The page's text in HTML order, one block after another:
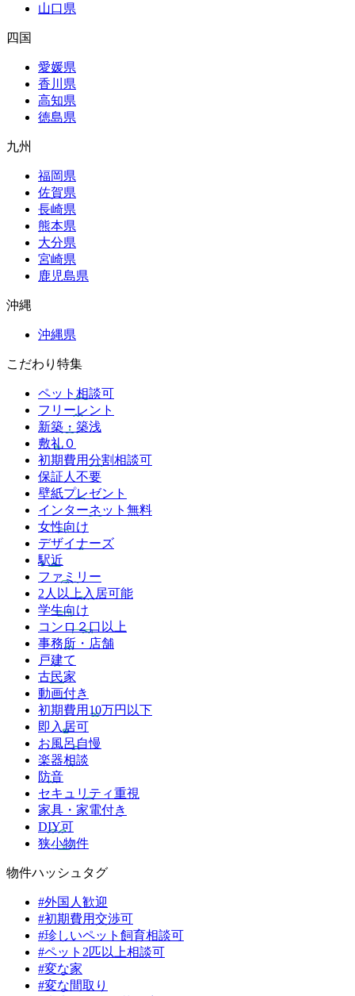
山口県
四国
愛媛県
香川県
高知県
徳島県
九州
福岡県
佐賀県
長崎県
熊本県
大分県
宮崎県
鹿児島県
沖縄
沖縄県
こだわり特集
ペット相談可
フリーレント
新築・築浅
敷礼０
初期費用分割相談可
保証人不要
壁紙プレゼント
インターネット無料
女性向け
デザイナーズ
駅近
ファミリー
2人以上入居可能
学生向け
コンロ２口以上
事務所・店舗
戸建て
古民家
動画付き
初期費用10万円以下
即入居可
お風呂自慢
楽器相談
防音
セキュリティ重視
家具・家電付き
DIY可
狭小物件
物件ハッシュタグ
#外国人歓迎
#初期費用交渉可
#珍しいペット飼育相談可
#ペット2匹以上相談可
#変な家
#変な間取り